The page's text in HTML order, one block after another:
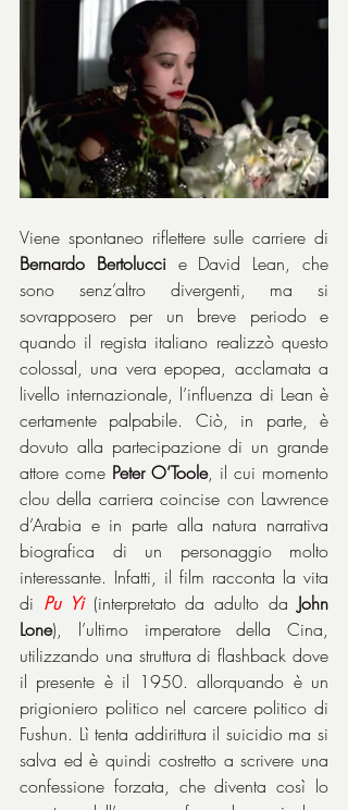
Bernardo Bertolucci e David Lean, che
sono senz’altro divergenti, ma si
sovrapposero per un breve periodo e
quando il regista italiano realizzò questo
colossal, una vera epopea, acclamata a
livello internazionale, l’influenza di Lean è
certamente palpabile. Ciò, in parte, è
dovuto alla partecipazione di un grande
attore come Peter O’Toole, il cui momento
clou della carriera coincise con Lawrence
d’Arabia e in parte alla natura narrativa
biografica di un personaggio molto
interessante. Infatti, il film racconta la vita
di Pu Yi (interpretato da adulto da John
Lone), l’ultimo imperatore della Cina,
utilizzando una struttura di flashback dove
il presente è il 1950. allorquando è un
prigioniero politico nel carcere politico di
Fushun. Lì tenta addirittura il suicidio ma si
salva ed è quindi costretto a scrivere una
confessione forzata, che diventa così lo